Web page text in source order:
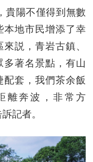
陽不僅得到無數
本地市民增添了幸
説，青岩古鎮、
多著名景點，有山
配套，我們茶余飯
離奔波，非常方
記者。